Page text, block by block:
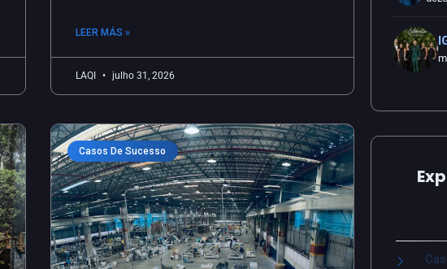
LEER MÁS »
LAQI julho 31, 2026
Casos De Sucesso